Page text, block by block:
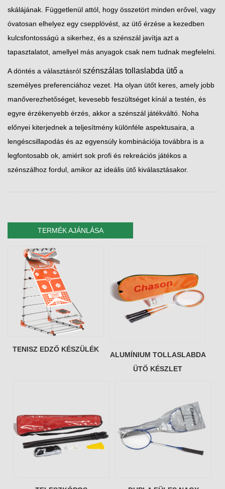
skálájának. Függetlenül attól, hogy összetört minden erővel, vagy
óvatosan elhelyez egy csepplövést, az ütő érzése a kezedben
kulcsfontosságú a sikerhez, és a szénszál javítja azt a
tapasztalatot, amellyel más anyagok csak nem tudnak megfelelni.
A döntés a választásról szénszálas tollaslabda ütő a
személyes preferenciához vezet. Ha olyan ütőt keres, amely jobb
manőverezhetőséget, kevesebb feszültséget kínál a testén, és
egyre érzékenyebb érzés, akkor a szénszál játékváltó. Noha
előnyei kiterjednek a teljesítmény különféle aspektusaira, a
lengéscsillapodás és az egyensúly kombinációja továbbra is a
legfontosabb ok, amiért sok profi és rekreációs játékos a
szénszálhoz fordul, amikor az ideális ütő kiválasztásakor.
TERMÉK AJÁNLÁSA
TENISZ EDZŐ KÉSZÜLÉK
ALUMÍNIUM TOLLASLABDA
ÜTŐ KÉSZLET